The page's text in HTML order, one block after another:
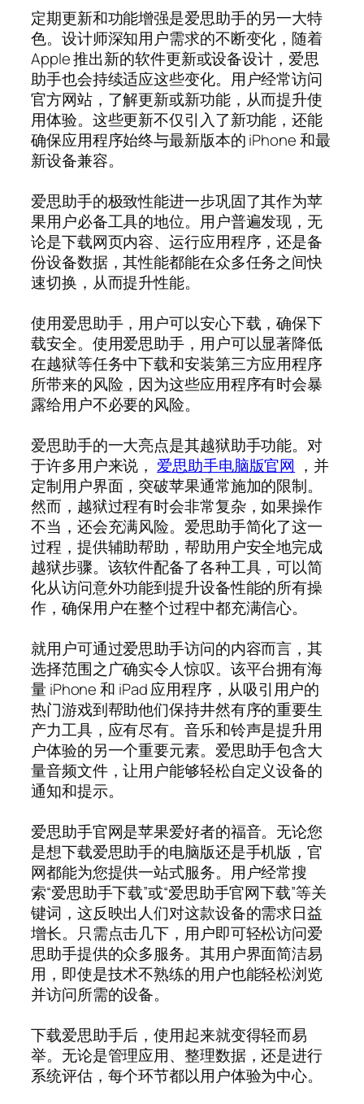
定期更新和功能增强是爱思助手的另一大特
色。设计师深知用户需求的不断变化，随着
Apple 推出新的软件更新或设备设计，爱思
助手也会持续适应这些变化。用户经常访问
官方网站，了解更新或新功能，从而提升使
用体验。这些更新不仅引入了新功能，还能
确保应用程序始终与最新版本的 iPhone 和最
新设备兼容。
爱思助手的极致性能进一步巩固了其作为苹
果用户必备工具的地位。用户普遍发现，无
论是下载网页内容、运行应用程序，还是备
份设备数据，其性能都能在众多任务之间快
速切换，从而提升性能。
使用爱思助手，用户可以安心下载，确保下
载安全。使用爱思助手，用户可以显著降低
在越狱等任务中下载和安装第三方应用程序
所带来的风险，因为这些应用程序有时会暴
露给用户不必要的风险。
爱思助手的一大亮点是其越狱助手功能。对
于许多用户来说，爱思助手电脑版官网 ，并
定制用户界面，突破苹果通常施加的限制。
然而，越狱过程有时会非常复杂，如果操作
不当，还会充满风险。爱思助手简化了这一
过程，提供辅助帮助，帮助用户安全地完成
越狱步骤。该软件配备了各种工具，可以简
化从访问意外功能到提升设备性能的所有操
作，确保用户在整个过程中都充满信心。
就用户可通过爱思助手访问的内容而言，其
选择范围之广确实令人惊叹。该平台拥有海
量 iPhone 和 iPad 应用程序，从吸引用户的
热门游戏到帮助他们保持井然有序的重要生
产力工具，应有尽有。音乐和铃声是提升用
户体验的另一个重要元素。爱思助手包含大
量音频文件，让用户能够轻松自定义设备的
通知和提示。
爱思助手官网是苹果爱好者的福音。无论您
是想下载爱思助手的电脑版还是手机版，官
网都能为您提供一站式服务。用户经常搜
索“爱思助手下载”或“爱思助手官网下载”等关
键词，这反映出人们对这款设备的需求日益
增长。只需点击几下，用户即可轻松访问爱
思助手提供的众多服务。其用户界面简洁易
用，即使是技术不熟练的用户也能轻松浏览
并访问所需的设备。
下载爱思助手后，使用起来就变得轻而易
举。无论是管理应用、整理数据，还是进行
系统评估，每个环节都以用户体验为中心。